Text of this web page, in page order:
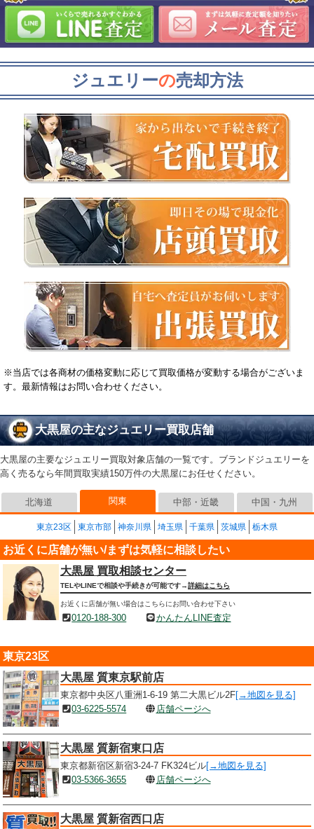
ジュエリーの売却方法
※当店では各商材の価格変動に応じて買取価格が変動する場合がございま
す。最新情報はお問い合わせください。
大黒屋の主なジュエリー買取店舗
大黒屋の主要なジュエリー買取対象店舗の一覧です。ブランドジュエリーを
高く売るなら年間買取実績150万件の大黒屋にお任せください。
北海道 関東 中部・近畿 中国・九州
東京23区 東京市部 神奈川県 埼玉県 千葉県 茨城県 栃木県
お近くに店舗が無い/まずは気軽に相談したい
大黒屋 買取相談センター
TELやLINEで相談や手続きが可能です→詳細はこちら
お近くに店舗が無い場合はこちらにお問い合わせ下さい
0120-188-300 かんたんLINE査定
東京23区
大黒屋 質東京駅前店
東京都中央区八重洲1-6-19 第二大黒ビル2F[→地図を見る]
03-6225-5574
店舗ページへ
大黒屋 質新宿東口店
東京都新宿区新宿3-24-7 FK324ビル[→地図を見る]
03-5366-3655
店舗ページへ
大黒屋 質新宿西口店